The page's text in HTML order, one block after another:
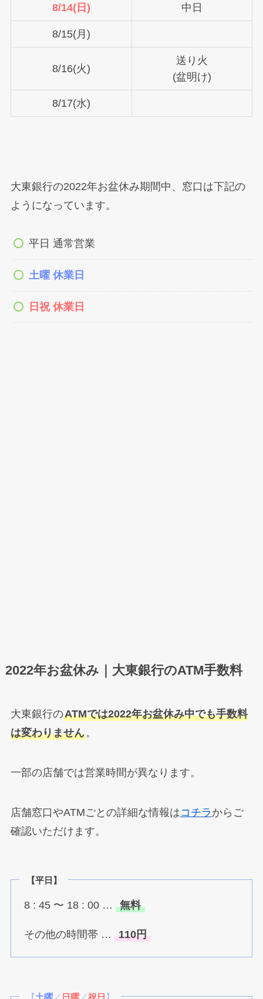
8/14(日) 中日
8/15(月)
8/16(火)
送り火
(盆明け)
8/17(水)
大東銀行の2022年お盆休み期間中、窓口は下記の
ようになっています。
平日 通常営業
土曜 休業日
日祝 休業日
2022年お盆休み｜大東銀行のATM手数料
大東銀行のATMでは2022年お盆休み中でも手数料
は変わりません。
一部の店舗では営業時間が異なります。
店舗窓口やATMごとの詳細な情報はコチラ からご
確認いただけます。
【平日】
8 : 45 〜 18 : 00 …無料
その他の時間帯 … 110円
【土曜／ 日曜／祝日 】